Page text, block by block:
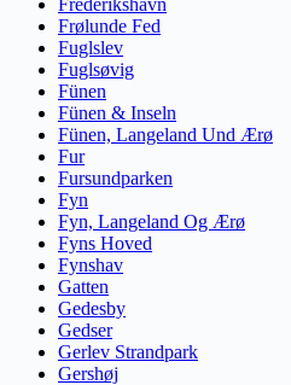
Frederikshavn
Frølunde Fed
Fuglslev
Fuglsøvig
Fünen
Fünen & Inseln
Fünen, Langeland Und Ærø
Fur
Fursundparken
Fyn
Fyn, Langeland Og Ærø
Fyns Hoved
Fynshav
Gatten
Gedesby
Gedser
Gerlev Strandpark
Gershøj